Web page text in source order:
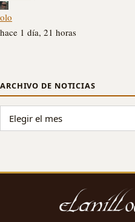
olo
hace 1 día, 21 horas
ARCHIVO DE NOTICIAS
ARCHIVO DE NOTICIAS